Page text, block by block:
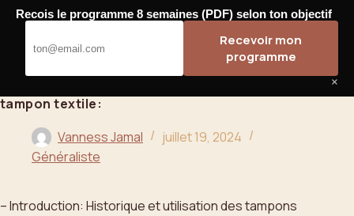
Passer
contenu
Bahoo
tampon textile:
Vanness Jamal
juillet 19, 2024
Généraliste
– Introduction: Historique et utilisation des tampons
Recois le programme 8 semaines (PDF) selon ton objectif
Recevoir mon
programme
×